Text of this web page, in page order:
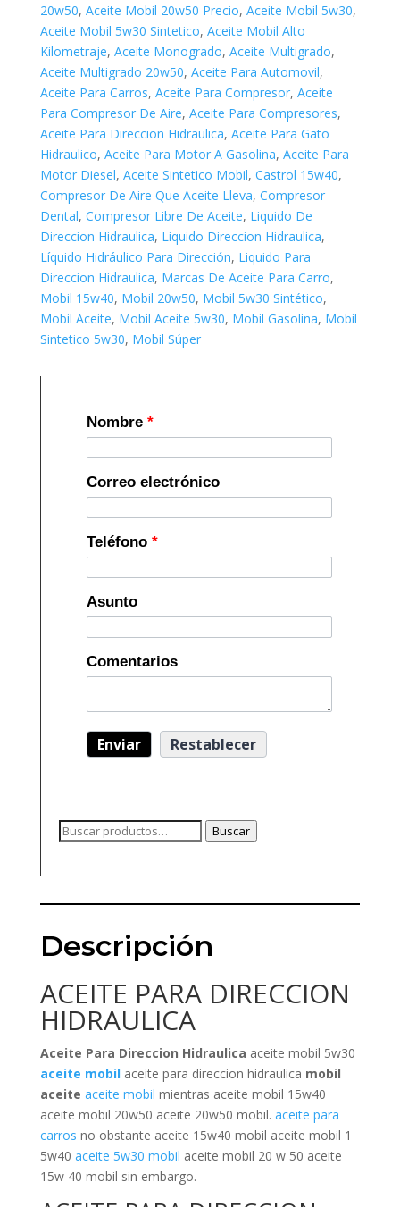
20w50, Aceite Mobil 20w50 Precio, Aceite Mobil 5w30,
Aceite Mobil 5w30 Sintetico, Aceite Mobil Alto
Kilometraje, Aceite Monogrado, Aceite Multigrado,
Aceite Multigrado 20w50, Aceite Para Automovil,
Aceite Para Carros, Aceite Para Compresor, Aceite
Para Compresor De Aire, Aceite Para Compresores,
Aceite Para Direccion Hidraulica, Aceite Para Gato
Hidraulico, Aceite Para Motor A Gasolina, Aceite Para
Motor Diesel, Aceite Sintetico Mobil, Castrol 15w40,
Compresor De Aire Que Aceite Lleva, Compresor
Dental, Compresor Libre De Aceite, Liquido De
Direccion Hidraulica, Liquido Direccion Hidraulica,
Líquido Hidráulico Para Dirección, Liquido Para
Direccion Hidraulica, Marcas De Aceite Para Carro,
Mobil 15w40, Mobil 20w50, Mobil 5w30 Sintético,
Mobil Aceite, Mobil Aceite 5w30, Mobil Gasolina, Mobil
Sintetico 5w30, Mobil Súper
Nombre *
Correo electrónico
Teléfono *
Asunto
Comentarios
Buscar
Buscar
Descripción
ACEITE PARA DIRECCION
HIDRAULICA
Aceite Para Direccion Hidraulica aceite mobil 5w30
aceite mobilaceite para direccion hidraulica mobil
aceite aceite mobil mientras aceite mobil 15w40
aceite mobil 20w50 aceite 20w50 mobil. aceite para
carros no obstante aceite 15w40 mobil aceite mobil 1
5w40 aceite 5w30 mobil aceite mobil 20 w 50 aceite
15w 40 mobil sin embargo.